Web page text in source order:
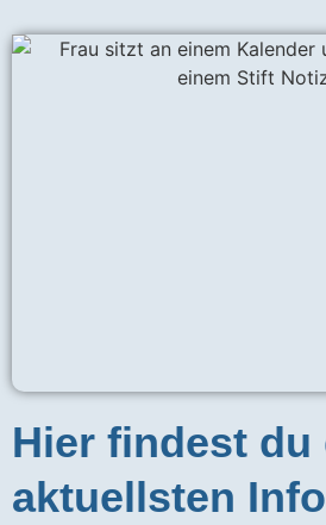
Hier findest du
aktuellsten